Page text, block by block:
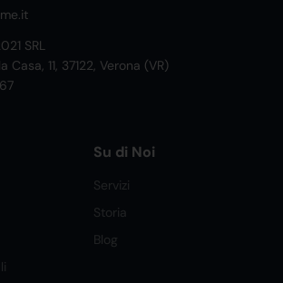
SRL
Casa, 11, 37122, Verona (VR)
Su di Noi
Servizi
Storia
Blog